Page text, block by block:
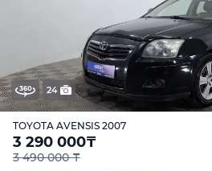
24
TOYOTA AVENSIS 2007
3 290 000₸
3 490 000 ₸